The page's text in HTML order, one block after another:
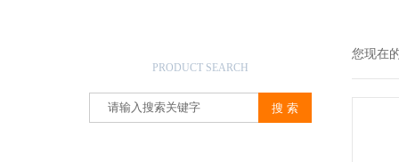
PRODUCT SEARCH
您现在